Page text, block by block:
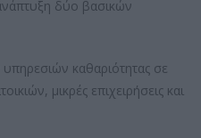
δύο βασικών
καθαριότητας σε
μικρές επιχειρήσεις και